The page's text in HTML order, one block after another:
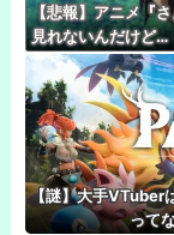
【悲報】アニメ『
見れないんだけど…
【謎】大手VTuber
って